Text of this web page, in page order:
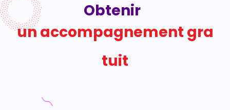
Obtenir
un accompagnement gra
tuit